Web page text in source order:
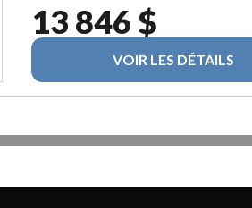
13 846 $
VOIR LES DÉTAILS